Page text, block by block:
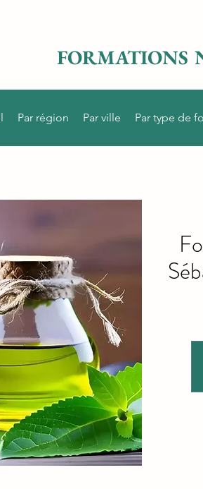
FORMATIONS
Par région Par ville Par type de